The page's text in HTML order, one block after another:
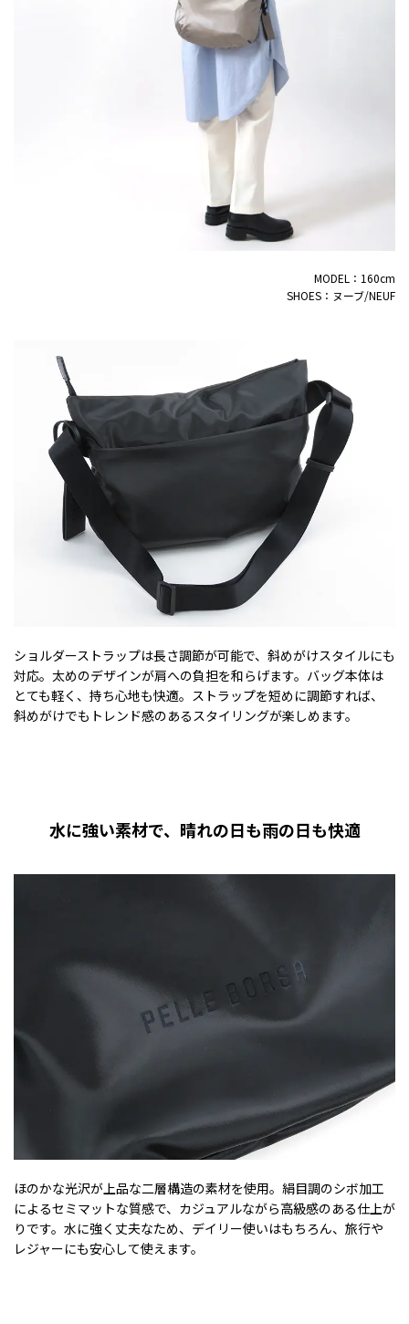
MODEL：160cm
SHOES：ヌーブ/NEUF
ショルダーストラップは長さ調節が可能で、斜めがけスタイルにも
対応。太めのデザインが肩への負担を和らげます。バッグ本体は
とても軽く、持ち心地も快適。ストラップを短めに調節すれば、
斜めがけでもトレンド感のあるスタイリングが楽しめます。
水に強い素材で、晴れの日も雨の日も快適
ほのかな光沢が上品な二層構造の素材を使用。絹目調のシボ加工
によるセミマットな質感で、カジュアルながら高級感のある仕上が
りです。水に強く丈夫なため、デイリー使いはもちろん、旅行や
レジャーにも安心して使えます。